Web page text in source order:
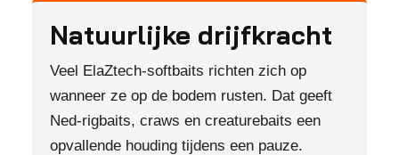
Natuurlijke drijfkracht
Veel ElaZtech-softbaits richten zich op
wanneer ze op de bodem rusten. Dat geeft
Ned-rigbaits, craws en creaturebaits een
opvallende houding tijdens een pauze.